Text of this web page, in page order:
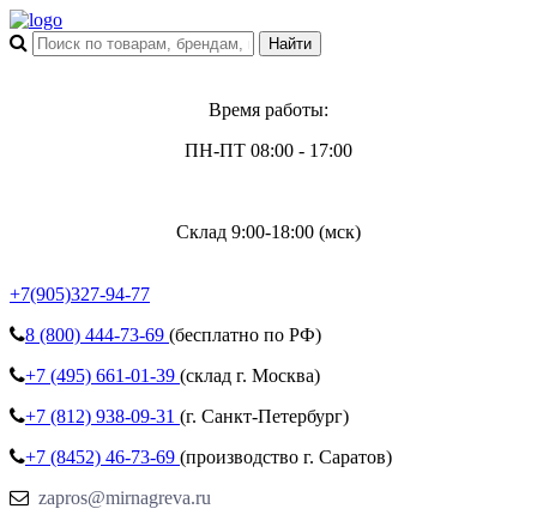
Время работы:
ПН-ПТ 08:00 - 17:00
Склад 9:00-18:00 (мск)
+7(905)327-94-77
8 (800) 444-73-69 (бесплатно по РФ)
+7 (495) 661-01-39 (склад г. Москва)
+7 (812) 938-09-31 (г. Санкт-Петербург)
+7 (8452) 46-73-69 (производство г. Саратов)
zapros@mirnagreva.ru